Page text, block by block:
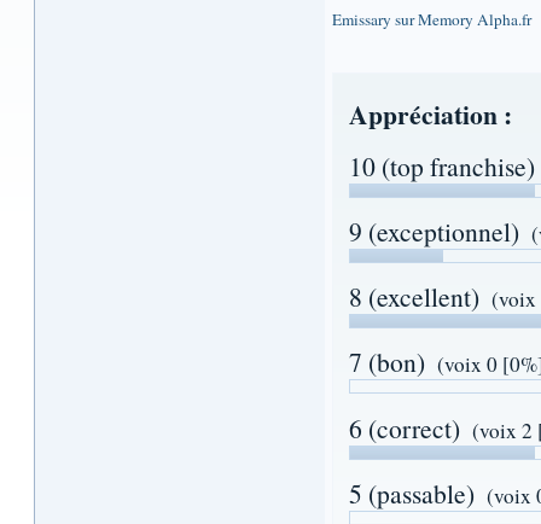
Emissary sur Memory Alpha.fr
Appréciation :
10 (top franchise)
9 (exceptionnel)
8 (excellent) (voix
7 (bon) (voix 0
6 (correct) (voix 2
5 (passable) (voix